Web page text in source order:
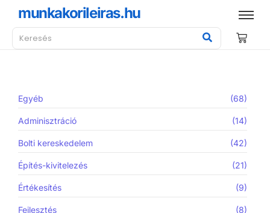
munkakorileiras.hu
Egyéb (68)
Adminisztráció (14)
Bolti kereskedelem (42)
Építés-kivitelezés (21)
Értékesítés (9)
Fejlesztés (8)